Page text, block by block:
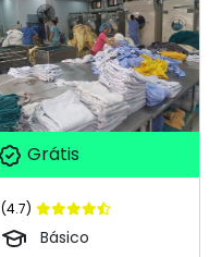
Grátis
(4.7)
Básico